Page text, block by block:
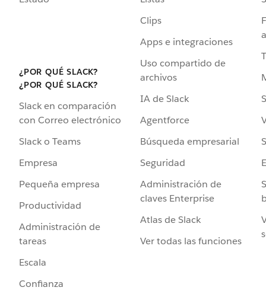
¿POR QUÉ SLACK?
¿POR QUÉ SLACK?
Slack en comparación
con Correo electrónico
Slack o Teams
Empresa
Pequeña empresa
Productividad
Administración de
tareas
Escala
Confianza
Clips
Apps e integraciones
Uso compartido de
archivos
IA de Slack
Agentforce
Búsqueda empresarial
Seguridad
Administración de
claves Enterprise
Atlas de Slack
Ver todas las funciones